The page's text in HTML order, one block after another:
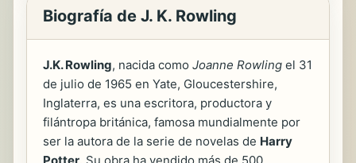
Biografía de J. K. Rowling
J.K. Rowling, nacida como Joanne Rowling el 31
de julio de 1965 en Yate, Gloucestershire,
Inglaterra, es una escritora, productora y
filántropa británica, famosa mundialmente por
ser la autora de la serie de novelas de Harry
Potter. Su obra ha vendido más de 500